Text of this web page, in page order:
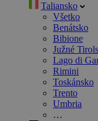
Taliansko
Všetko
Benátsko
Bibione
Južné
Lago di
Rimini
Toskánsko
Trento
Umbria
…